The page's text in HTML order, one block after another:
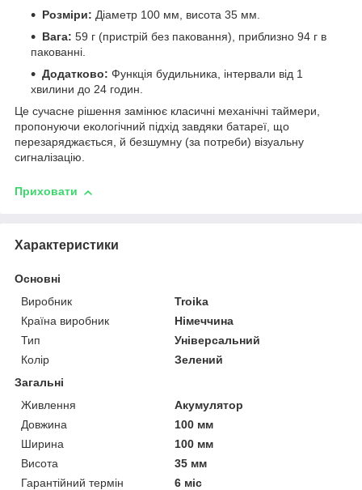
Розміри: Діаметр 100 мм, висота 35 мм.
Вага: 59 г (пристрій без паковання), приблизно 94 г в
пакованні.
Додатково: Функція будильника, інтервали від 1
хвилини до 24 годин.
Це сучасне рішення замінює класичні механічні таймери,
пропонуючи екологічний підхід завдяки батареї, що
перезаряджається, й безшумну (за потреби) візуальну
сигналізацію.
Приховати
Характеристики
Основні
Виробник
Troika
Країна виробник
Німеччина
Тип
Універсальний
Колір
Зелений
Загальні
Живлення
Акумулятор
Довжина
100 мм
Ширина
100 мм
Висота
35 мм
Гарантійний термін
6 міс